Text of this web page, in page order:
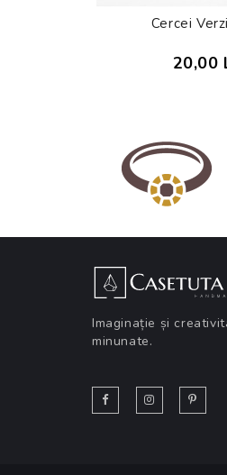
Cercei
20,00
Imaginație și
minunate.